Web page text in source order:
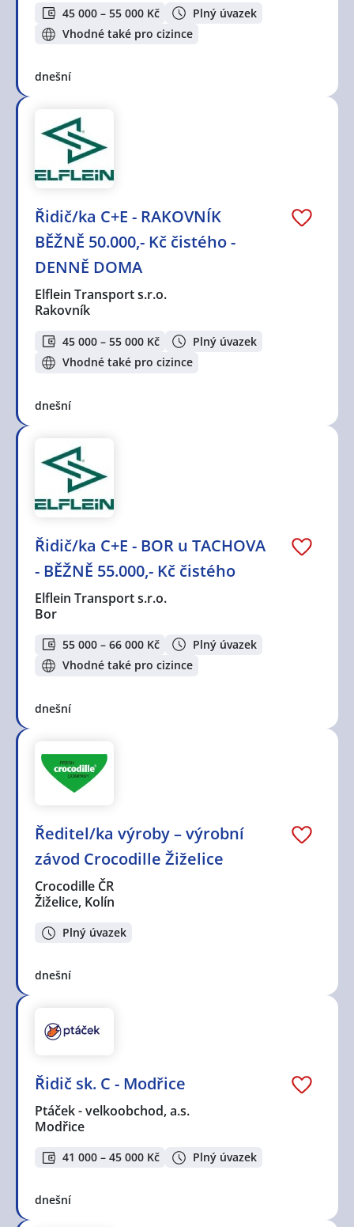
45 000 – 55 000 Kč
Plný úvazek
Vhodné také pro cizince
dnešní
Řidič/ka C+E - RAKOVNÍK
BĚŽNĚ 50.000,- Kč čistého -
DENNĚ DOMA
Elflein Transport s.r.o.
Rakovník
45 000 – 55 000 Kč
Plný úvazek
Vhodné také pro cizince
dnešní
Řidič/ka C+E - BOR u TACHOVA
- BĚŽNĚ 55.000,- Kč čistého
Elflein Transport s.r.o.
Bor
55 000 – 66 000 Kč
Plný úvazek
Vhodné také pro cizince
dnešní
Ředitel/ka výroby – výrobní
závod Crocodille Žiželice
Crocodille ČR
Žiželice, Kolín
Plný úvazek
dnešní
Řidič sk. C - Modřice
Ptáček - velkoobchod, a.s.
Modřice
41 000 – 45 000 Kč Plný úvazek
dnešní